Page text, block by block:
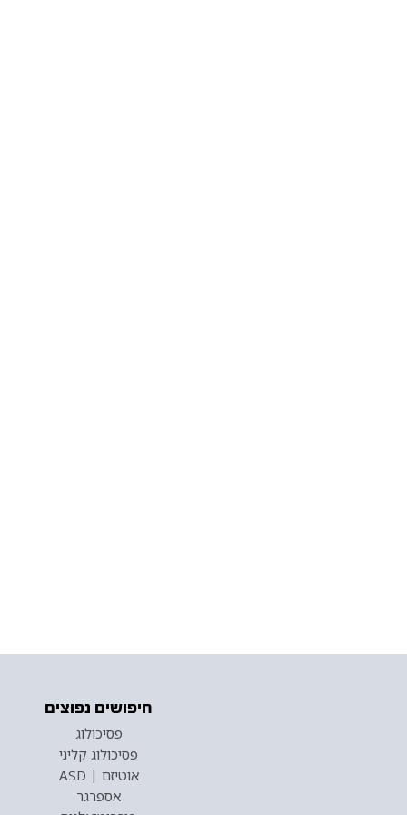
חיפושים נפוצים
פסיכולוג
פסיכולוג קליני
אוטיזם | ASD
אספרגר